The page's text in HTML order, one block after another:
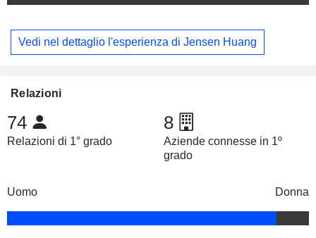
Vedi nel dettaglio l'esperienza di Jensen Huang
Relazioni
74
Relazioni di 1° grado
8
Aziende connesse in 1º
grado
Uomo Donna